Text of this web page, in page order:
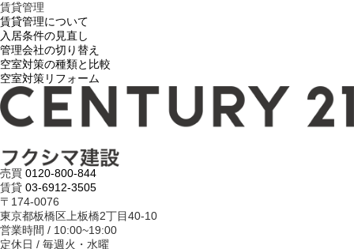
賃貸管理
賃貸管理について
入居条件の見直し
管理会社の切り替え
空室対策の種類と比較
空室対策リフォーム
売買 0120-800-844
賃貸 03-6912-3505
〒174-0076
東京都板橋区上板橋2丁目40-10
営業時間 / 10:00~19:00
定休日 / 毎週火・水曜